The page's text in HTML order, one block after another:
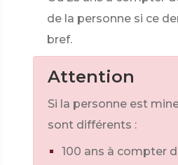
de la personne si ce
bref.
Attention
Si la personne est
sont différents :
100 ans à compter